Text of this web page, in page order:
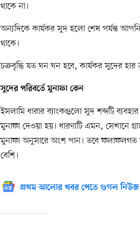
থাকে না।
অন্যদিকে কার্যকর সুদ হলো শেষ পর্যন্ত
থাকে।
চক্রবৃদ্ধি যত ঘন ঘন হবে, কার্যকর সুদের হার
সুদের পরিবর্তে মুনাফা কেন
ইসলামি ধারার ব্যাংকগুলো সুদ শব্দটি
মুনাফা দেওয়া হয়। ধারণাটি এমন, সেখানে
মুনাফা অনুসারে অংশ পান। তবে ফলাফলগত
বেশি।
প্রথম আলোর খবর পেতে গুগল